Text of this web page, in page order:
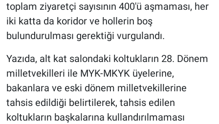
toplam ziyaretçi sayısının 400'ü aşmaması, her
iki katta da koridor ve hollerin boş
bulundurulması gerektiği vurgulandı.
Yazıda, alt kat salondaki koltukların 28. Dönem
milletvekilleri ile MYK-MKYK üyelerine,
bakanlara ve eski dönem milletvekillerine
tahsis edildiği belirtilerek, tahsis edilen
koltukların başkalarına kullandırılmaması